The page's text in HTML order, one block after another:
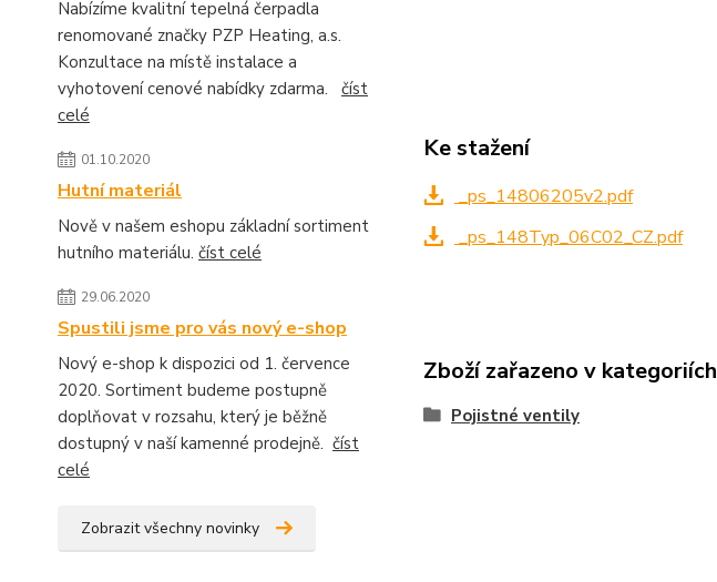
Nabízíme kvalitní tepelná čerpadla
renomované značky PZP Heating, a.s.
Konzultace na místě instalace a
vyhotovení cenové nabídky zdarma. číst
celé
01.10.2020
Hutní materiál
Nově v našem eshopu základní sortiment
hutního materiálu. číst celé
29.06.2020
Spustili jsme pro vás nový e-shop
Nový e-shop k dispozici od 1. července
2020. Sortiment budeme postupně
doplňovat v rozsahu, který je běžně
dostupný v naší kamenné prodejně. číst
celé
Zobrazit všechny novinky
Ke stažení
_ps_14806205v2.pdf
_ps_148Typ_06C02_CZ.pdf
Zboží zařazeno v kategoriích
Pojistné ventily